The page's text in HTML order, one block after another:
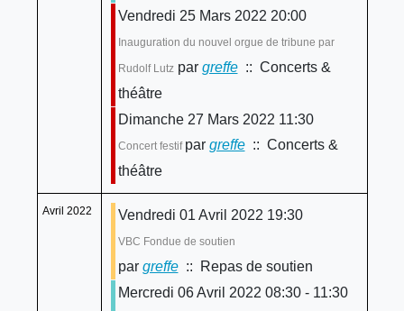
Vendredi 25 Mars 2022 20:00
Inauguration du nouvel orgue de tribune par
Rudolf Lutzpar greffe:: Concerts &
théâtre
Dimanche 27 Mars 2022 11:30
Concert festif par greffe:: Concerts &
théâtre
Avril 2022 Vendredi 01 Avril 2022 19:30
VBC Fondue de soutien
par greffe:: Repas de soutien
Mercredi 06 Avril 2022 08:30 - 11:30